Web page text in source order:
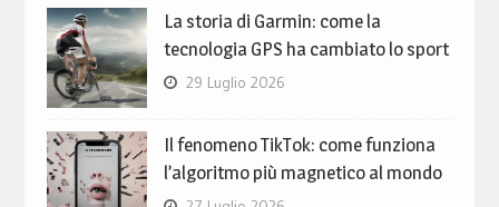
La storia di Garmin: come la
tecnologia GPS ha cambiato lo sport
29 Luglio 2026
Il fenomeno TikTok: come funziona
l’algoritmo più magnetico al mondo